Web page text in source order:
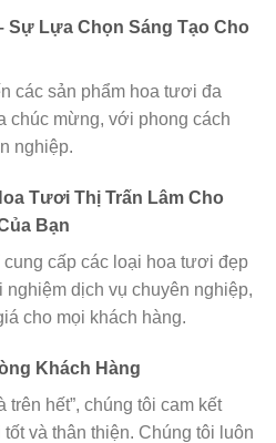
Sự Lựa Chọn Sáng Tạo Cho
các sản phẩm hoa tươi đa
chúc mừng, với phong cách
nghiệp.
Tươi Thị Trấn Lâm Cho
Bạn
cấp các loại hoa tươi đẹp
nghiệm dịch vụ chuyên nghiệp,
cho mọi khách hàng.
Khách Hàng
hết”, chúng tôi cam kết
và thân thiện. Chúng tôi luôn